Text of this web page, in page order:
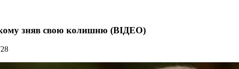
зняв свою колишню (ВІДЕО)